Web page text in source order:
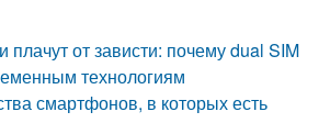
плачут от зависти: почему dual SIM
технологиям
смартфонов, в которых есть